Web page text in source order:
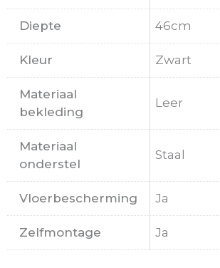
Diepte 46cm
Kleur Zwart
Materiaal
bekleding
Leer
Materiaal
onderstel
Staal
Vloerbescherming Ja
Zelfmontage Ja